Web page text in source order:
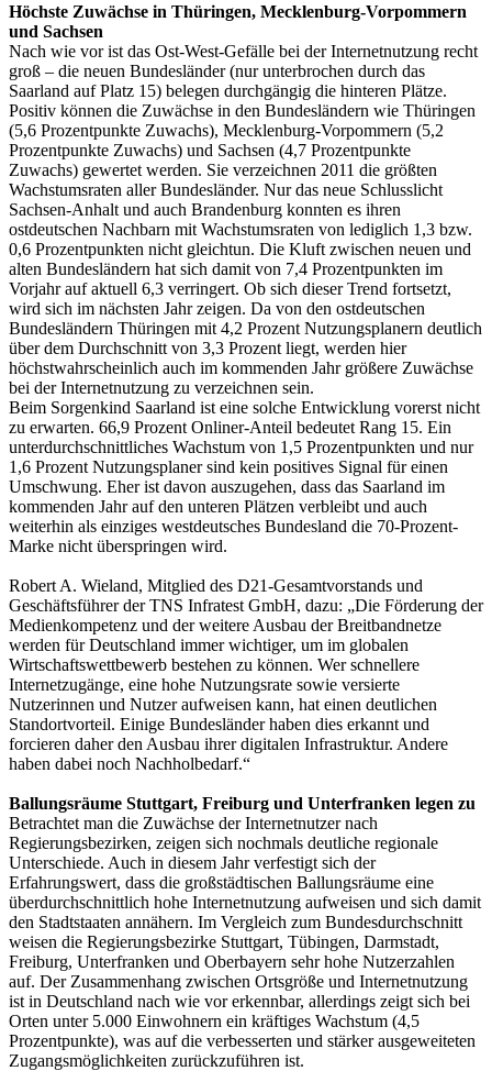
Höchste Zuwächse in Thüringen, Mecklenburg-Vorpommern
und Sachsen
Nach wie vor ist das Ost-West-Gefälle bei der Internetnutzung recht
groß – die neuen Bundesländer (nur unterbrochen durch das
Saarland auf Platz 15) belegen durchgängig die hinteren Plätze.
Positiv können die Zuwächse in den Bundesländern wie Thüringen
(5,6 Prozentpunkte Zuwachs), Mecklenburg-Vorpommern (5,2
Prozentpunkte Zuwachs) und Sachsen (4,7 Prozentpunkte
Zuwachs) gewertet werden. Sie verzeichnen 2011 die größten
Wachstumsraten aller Bundesländer. Nur das neue Schlusslicht
Sachsen-Anhalt und auch Brandenburg konnten es ihren
ostdeutschen Nachbarn mit Wachstumsraten von lediglich 1,3 bzw.
0,6 Prozentpunkten nicht gleichtun. Die Kluft zwischen neuen und
alten Bundesländern hat sich damit von 7,4 Prozentpunkten im
Vorjahr auf aktuell 6,3 verringert. Ob sich dieser Trend fortsetzt,
wird sich im nächsten Jahr zeigen. Da von den ostdeutschen
Bundesländern Thüringen mit 4,2 Prozent Nutzungsplanern deutlich
über dem Durchschnitt von 3,3 Prozent liegt, werden hier
höchstwahrscheinlich auch im kommenden Jahr größere Zuwächse
bei der Internetnutzung zu verzeichnen sein.
Beim Sorgenkind Saarland ist eine solche Entwicklung vorerst nicht
zu erwarten. 66,9 Prozent Onliner-Anteil bedeutet Rang 15. Ein
unterdurchschnittliches Wachstum von 1,5 Prozentpunkten und nur
1,6 Prozent Nutzungsplaner sind kein positives Signal für einen
Umschwung. Eher ist davon auszugehen, dass das Saarland im
kommenden Jahr auf den unteren Plätzen verbleibt und auch
weiterhin als einziges westdeutsches Bundesland die 70-Prozent-
Marke nicht überspringen wird.
Robert A. Wieland, Mitglied des D21-Gesamtvorstands und
Geschäftsführer der TNS Infratest GmbH, dazu: „Die Förderung der
Medienkompetenz und der weitere Ausbau der Breitbandnetze
werden für Deutschland immer wichtiger, um im globalen
Wirtschaftswettbewerb bestehen zu können. Wer schnellere
Internetzugänge, eine hohe Nutzungsrate sowie versierte
Nutzerinnen und Nutzer aufweisen kann, hat einen deutlichen
Standortvorteil. Einige Bundesländer haben dies erkannt und
forcieren daher den Ausbau ihrer digitalen Infrastruktur. Andere
haben dabei noch Nachholbedarf.“
Ballungsräume Stuttgart, Freiburg und Unterfranken legen zu
Betrachtet man die Zuwächse der Internetnutzer nach
Regierungsbezirken, zeigen sich nochmals deutliche regionale
Unterschiede. Auch in diesem Jahr verfestigt sich der
Erfahrungswert, dass die großstädtischen Ballungsräume eine
überdurchschnittlich hohe Internetnutzung aufweisen und sich damit
den Stadtstaaten annähern. Im Vergleich zum Bundesdurchschnitt
weisen die Regierungsbezirke Stuttgart, Tübingen, Darmstadt,
Freiburg, Unterfranken und Oberbayern sehr hohe Nutzerzahlen
auf. Der Zusammenhang zwischen Ortsgröße und Internetnutzung
ist in Deutschland nach wie vor erkennbar, allerdings zeigt sich bei
Orten unter 5.000 Einwohnern ein kräftiges Wachstum (4,5
Prozentpunkte), was auf die verbesserten und stärker ausgeweiteten
Zugangsmöglichkeiten zurückzuführen ist.